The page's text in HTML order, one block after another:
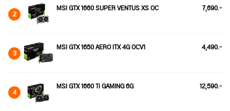
2 MSI GTX 1660 SUPER VENTUS XS OC 7,690.-
3 MSI GTX 1650 AERO ITX 4G OCV1 4,490.-
4 MSI GTX 1660 Ti GAMING 6G 12,590.-